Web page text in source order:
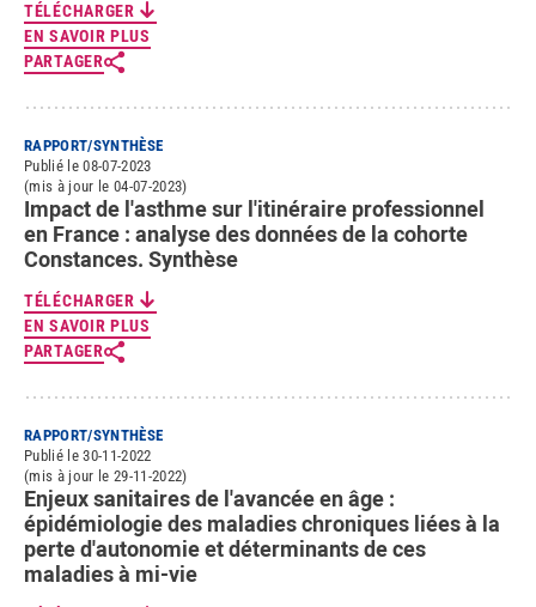
TÉLÉCHARGER
EN SAVOIR PLUS
PARTAGER
RAPPORT/SYNTHÈSE
Publié le 08-07-2023
(mis à jour le 04-07-2023)
Impact de l'asthme sur l'itinéraire professionnel
en France : analyse des données de la cohorte
Constances. Synthèse
TÉLÉCHARGER
EN SAVOIR PLUS
PARTAGER
RAPPORT/SYNTHÈSE
Publié le 30-11-2022
(mis à jour le 29-11-2022)
Enjeux sanitaires de l'avancée en âge :
épidémiologie des maladies chroniques liées à la
perte d'autonomie et déterminants de ces
maladies à mi-vie